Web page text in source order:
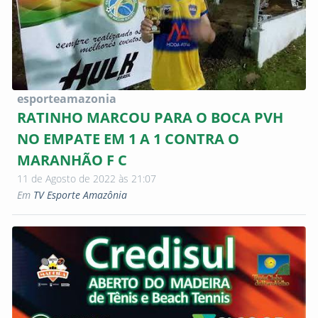
esporteamazonia
RATINHO MARCOU PARA O BOCA PVH
NO EMPATE EM 1 A 1 CONTRA O
MARANHÃO F C
11 de Agosto de 2022 às 21:07
Em TV Esporte Amazônia